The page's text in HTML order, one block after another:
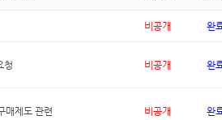
비공개 완
청 비공개 완
매제도 관련 비공개 완